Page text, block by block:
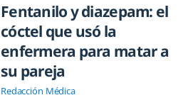
Fentanilo y diazepam: el
cóctel que usó la
enfermera para matar a
su pareja
Redacción Médica